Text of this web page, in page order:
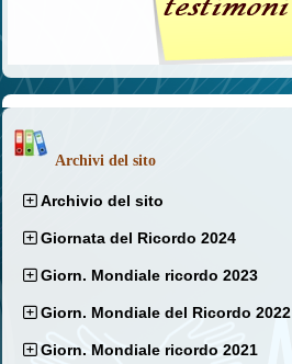
Archivi del sito
Archivio del sito
Giornata del Ricordo 2024
Giorn. Mondiale ricordo 2023
Giorn. Mondiale del Ricordo 2022
Giorn. Mondiale ricordo 2021